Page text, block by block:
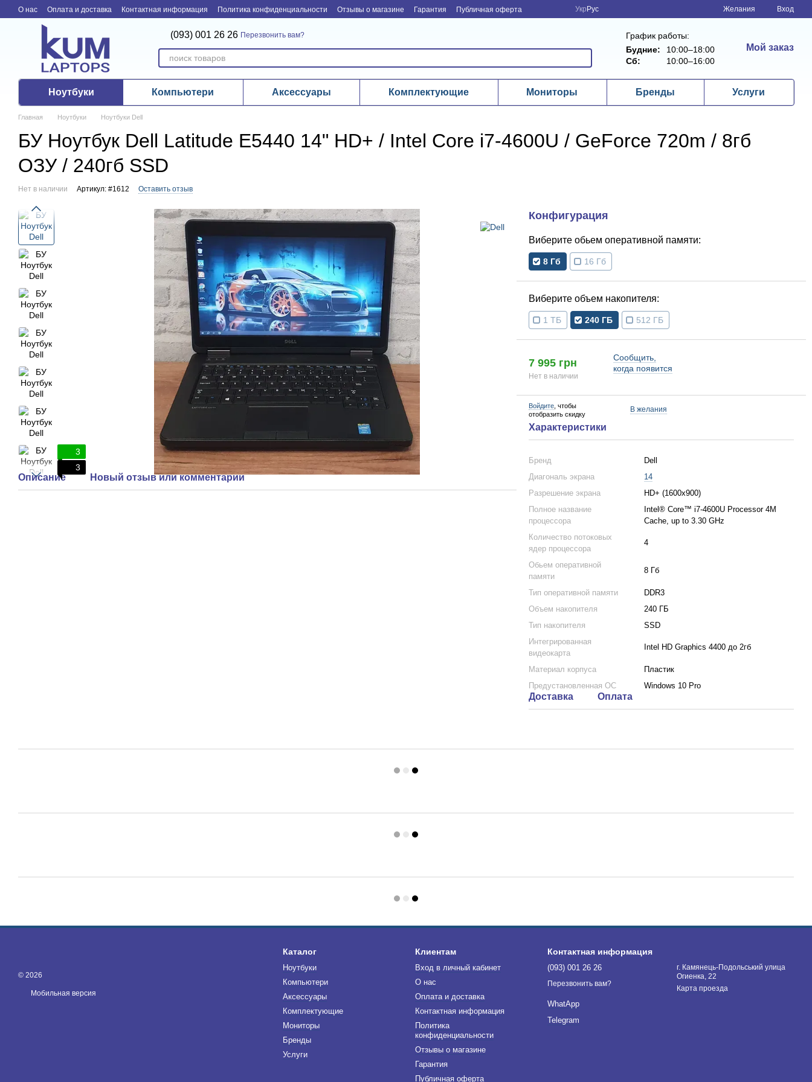
Перейти к основному контенту
О нас Оплата и доставка Контактная информация Политика конфиденциальности Отзывы о магазине Гарантия Публичная оферта Укр Рус Желания Вход
(093) 001 26 26 Перезвонить вам?
График работы:
Будние:
10:00–18:00
Сб:
10:00–16:00
Мой заказ
Ноутбуки Компьютери Аксессуары Комплектующие Мониторы Бренды Услуги
Главная Ноутбуки Ноутбуки Dell
БУ Ноутбук Dell Latitude E5440 14" HD+ / Intel Core i7-4600U / GeForce 720m / 8гб
ОЗУ / 240гб SSD
Нет в наличии Артикул: #1612 Оставить отзыв
3
3
Описание Новый отзыв или комментарий
обьем оперативной памяти
8 Гб 16 Гб
объем накопителя
1 ТБ 240 ГБ 512 ГБ
7 995 грн
Нет в наличии
Сообщить,
когда появится
Войдите, чтобы
отобразить скидку
В желания
Характеристики
Бренд
Dell
Диагональ экрана
14
Разрешение экрана
HD+ (1600x900)
Полное название
процессора
Intel® Core™ i7-4600U Processor 4M
Cache, up to 3.30 GHz
Количество потоковых
ядер процессора
4
Обьем оперативной
памяти
8 Гб
Тип оперативной памяти
DDR3
Объем накопителя
240 ГБ
Тип накопителя
SSD
Интегрированная
видеокарта
Intel HD Graphics 4400 до 2гб
Материал корпуса
Пластик
Предустановленная ОС
Windows 10 Pro
Доставка Оплата
© 2026
Мобильная версия
Каталог
Ноутбуки
Компьютери
Аксессуары
Комплектующие
Мониторы
Бренды
Услуги
Клиентам
Вход в личный кабинет
О нас
Оплата и доставка
Контактная информация
Политика
конфиденциальности
Отзывы о магазине
Гарантия
Публичная оферта
Контактная информация
(093) 001 26 26
Перезвонить вам?
WhatApp
Telegram
г. Камянець-Подольський улица
Огиенка, 22
Карта проезда